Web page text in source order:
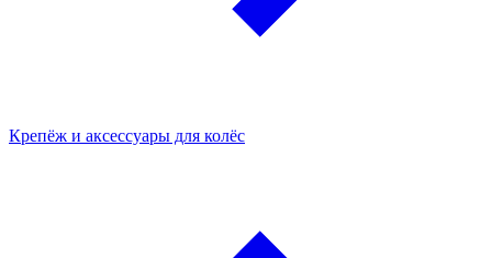
Крепёж и аксессуары для колёс